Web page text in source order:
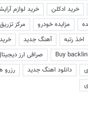
خرید ادکلن
خرید لوازم
مزایده خودرو
مرکز
اخذ رتبه آهنگ جدید
Buy صرافی ارز
دانلود اهنگ جدید
رزرو